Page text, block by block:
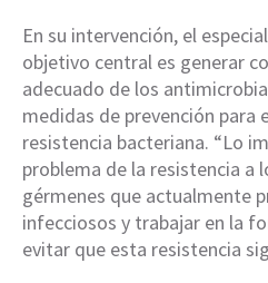
En su intervención, el
objetivo central es generar
adecuado de los
medidas de prevención para
resistencia bacteriana. “Lo
problema de la resistencia a
gérmenes que actualmente
infecciosos y trabajar en la
evitar que esta resistencia